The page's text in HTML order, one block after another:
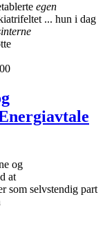
egen
... hun i dag
og
at
som selvstendig part